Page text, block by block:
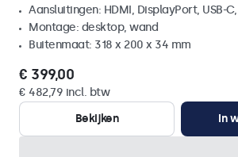
Aansluitingen: HDMI, DisplayPort, USB-C,
Montage: desktop, wand
Buitenmaat: 318 x 200 x 34 mm
€ 399,00
€ 482,79 incl. btw
Bekijken
In